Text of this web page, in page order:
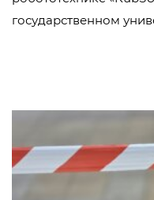
государственном